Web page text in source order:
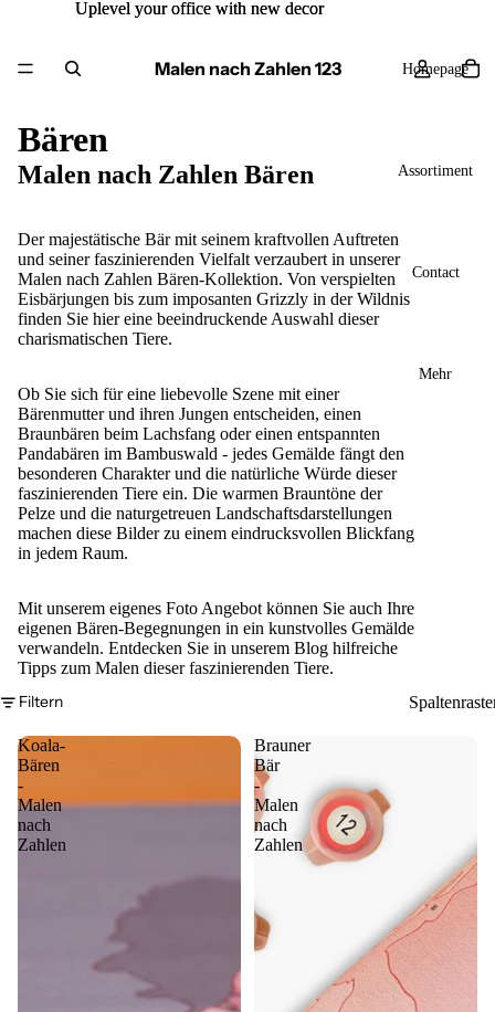
Uplevel your office with new decor
Uplevel your office with new decor
Malen nach Zahlen 123 Homepage
Assortiment
Contact
Mehr
Bären
Malen nach Zahlen Bären
Der majestätische Bär mit seinem kraftvollen Auftreten
und seiner faszinierenden Vielfalt verzaubert in unserer
Malen nach Zahlen Bären-Kollektion. Von verspielten
Eisbärjungen bis zum imposanten Grizzly in der Wildnis
finden Sie hier eine beeindruckende Auswahl dieser
charismatischen Tiere.
Ob Sie sich für eine liebevolle Szene mit einer
Bärenmutter und ihren Jungen entscheiden, einen
Braunbären beim Lachsfang oder einen entspannten
Pandabären im Bambuswald - jedes Gemälde fängt den
besonderen Charakter und die natürliche Würde dieser
faszinierenden Tiere ein. Die warmen Brauntöne der
Pelze und die naturgetreuen Landschaftsdarstellungen
machen diese Bilder zu einem eindrucksvollen Blickfang
in jedem Raum.
Mit unserem eigenes Foto Angebot können Sie auch Ihre
eigenen Bären-Begegnungen in ein kunstvolles Gemälde
verwandeln. Entdecken Sie in unserem Blog hilfreiche
Tipps zum Malen dieser faszinierenden Tiere.
Filtern
Koala-
Bären
-
Malen
nach
Zahlen
Brauner
Bär
-
Malen
nach
Zahlen